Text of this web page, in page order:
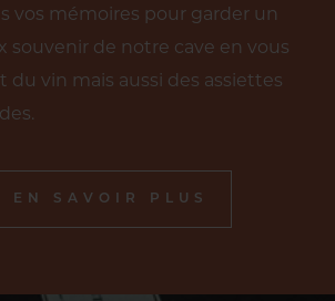
vos mémoires pour garder un
souvenir de notre cave en vous
du vin mais aussi des assiettes
EN SAVOIR PLUS